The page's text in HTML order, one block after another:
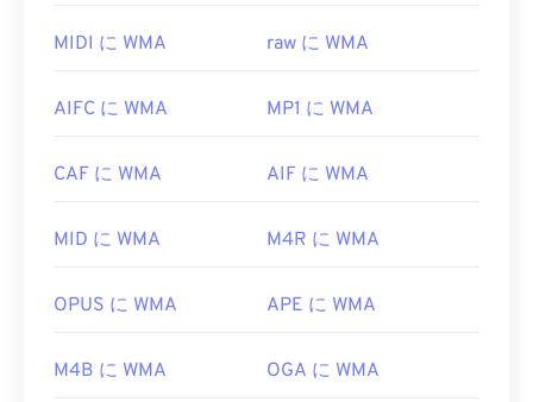
Windows Media PlayerはWindows Media
ポーネントとしてWMAファイルをサポートしてお
のプログラムとして使用されます。しかし、比較的
ラムもこのファイル形式をサポートしています。
く使用されます。
には、 VLCメディアプレーヤーやUltraMixer
、 Google Android
Windows Phone/Windows 10
Mobile 向けのバージョンがそれぞれ用意されている
MIDI に WMA raw に WMA
AIFC に WMA MP1 に WMA
CAF に WMA AIF に WMA
MID に WMA M4R に WMA
OPUS に WMA APE に WMA
M4B に WMA OGA に WMA